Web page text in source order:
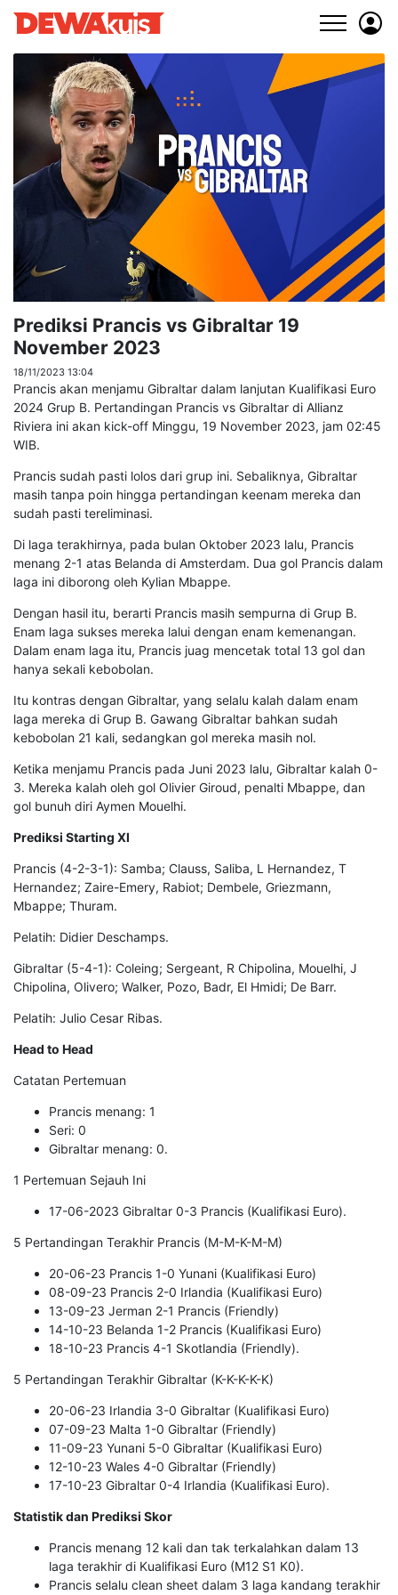
Prediksi Prancis vs Gibraltar 19
November 2023
18/11/2023 13:04
Prancis akan menjamu Gibraltar dalam lanjutan Kualifikasi Euro
2024 Grup B. Pertandingan Prancis vs Gibraltar di Allianz
Riviera ini akan kick-off Minggu, 19 November 2023, jam 02:45
WIB.
Prancis sudah pasti lolos dari grup ini. Sebaliknya, Gibraltar
masih tanpa poin hingga pertandingan keenam mereka dan
sudah pasti tereliminasi.
Di laga terakhirnya, pada bulan Oktober 2023 lalu, Prancis
menang 2-1 atas Belanda di Amsterdam. Dua gol Prancis dalam
laga ini diborong oleh Kylian Mbappe.
Dengan hasil itu, berarti Prancis masih sempurna di Grup B.
Enam laga sukses mereka lalui dengan enam kemenangan.
Dalam enam laga itu, Prancis juag mencetak total 13 gol dan
hanya sekali kebobolan.
Itu kontras dengan Gibraltar, yang selalu kalah dalam enam
laga mereka di Grup B. Gawang Gibraltar bahkan sudah
kebobolan 21 kali, sedangkan gol mereka masih nol.
Ketika menjamu Prancis pada Juni 2023 lalu, Gibraltar kalah 0-
3. Mereka kalah oleh gol Olivier Giroud, penalti Mbappe, dan
gol bunuh diri Aymen Mouelhi.
Prediksi Starting XI
Prancis (4-2-3-1): Samba; Clauss, Saliba, L Hernandez, T
Hernandez; Zaire-Emery, Rabiot; Dembele, Griezmann,
Mbappe; Thuram.
Pelatih: Didier Deschamps.
Gibraltar (5-4-1): Coleing; Sergeant, R Chipolina, Mouelhi, J
Chipolina, Olivero; Walker, Pozo, Badr, El Hmidi; De Barr.
Pelatih: Julio Cesar Ribas.
Head to Head
Catatan Pertemuan
Prancis menang: 1
Seri: 0
Gibraltar menang: 0.
1 Pertemuan Sejauh Ini
17-06-2023 Gibraltar 0-3 Prancis (Kualifikasi Euro).
5 Pertandingan Terakhir Prancis (M-M-K-M-M)
20-06-23 Prancis 1-0 Yunani (Kualifikasi Euro)
08-09-23 Prancis 2-0 Irlandia (Kualifikasi Euro)
13-09-23 Jerman 2-1 Prancis (Friendly)
14-10-23 Belanda 1-2 Prancis (Kualifikasi Euro)
18-10-23 Prancis 4-1 Skotlandia (Friendly).
5 Pertandingan Terakhir Gibraltar (K-K-K-K-K)
20-06-23 Irlandia 3-0 Gibraltar (Kualifikasi Euro)
07-09-23 Malta 1-0 Gibraltar (Friendly)
11-09-23 Yunani 5-0 Gibraltar (Kualifikasi Euro)
12-10-23 Wales 4-0 Gibraltar (Friendly)
17-10-23 Gibraltar 0-4 Irlandia (Kualifikasi Euro).
Statistik dan Prediksi Skor
Prancis menang 12 kali dan tak terkalahkan dalam 13
laga terakhir di Kualifikasi Euro (M12 S1 K0).
Prancis selalu clean sheet dalam 3 laga kandang terakhir